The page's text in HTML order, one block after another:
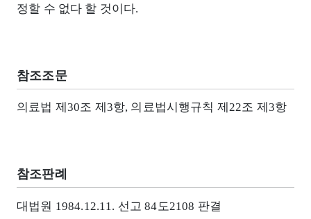
정할 수 없다 할 것이다.
참조조문
의료법 제30조 제3항, 의료법시행규칙 제22조 제3항
참조판례
대법원 1984.12.11. 선고 84도2108 판결